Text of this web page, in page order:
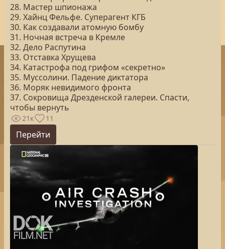
28. Мастер шпионажа
29. Хайнц Фельфе. Суперагент КГБ
30. Как создавали атомную бомбу
31. Ночная встреча в Кремле
32. Дело Распутина
33. Отставка Хрущева
34. Катастрофа под грифом «секретно»
35. Муссолини. Падение диктатора
36. Моряк невидимого фронта
37. Сокровища Дрезденской галереи. Спасти,
чтобы вернуть
21к 11
Перейти